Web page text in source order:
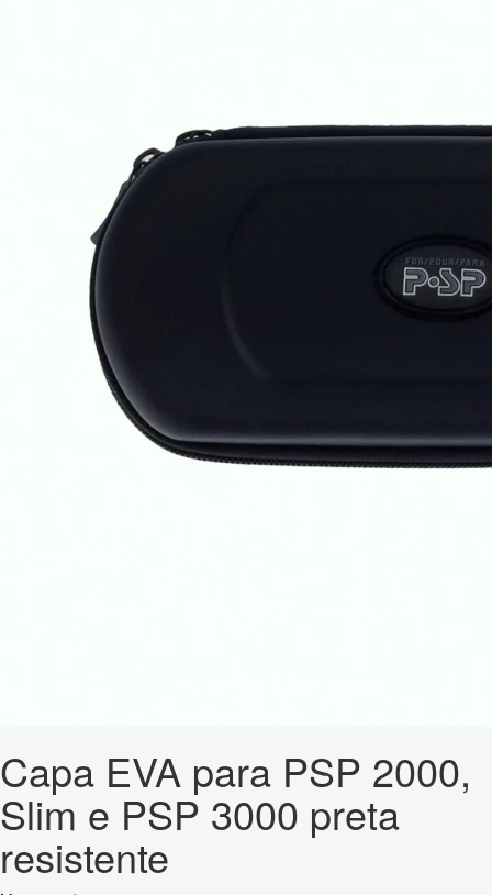
Capa EVA para PSP 2000,
Slim e PSP 3000 preta
resistente